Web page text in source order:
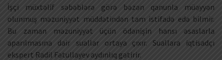
İşçi müxtəlif səbəblərə görə bəzən qanunla müəyyən
olunmuş məzuniyyət müddətindən tam istifadə edə bilmir.
Bu zaman məzuniyyət üçün ödənişin hansı əsaslarla
aparılmasına dair suallar ortaya çıxır. Suallara iqtisadçı
ekspert Radil Fətullayev aydınlıq gətirir.